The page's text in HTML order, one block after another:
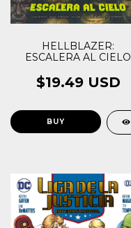
HELLBLAZER:
ESCALERA AL CIELO
$19.49 USD